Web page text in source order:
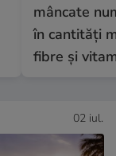
mâncate
în cantități
fibre și
02 iul.